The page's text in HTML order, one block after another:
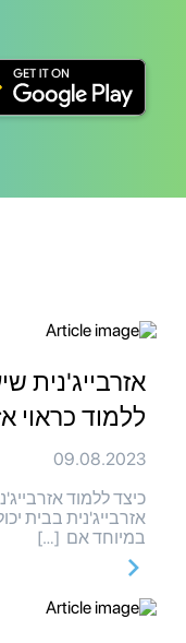
אזרבייג'נית
ללמוד כראוי
09.08.2023
כיצד ללמוד
אזרבייג'נית בבית
במיוחד אם […]